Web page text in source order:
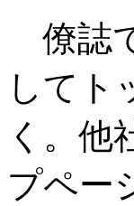
僚誌
してト
く。他
プペー